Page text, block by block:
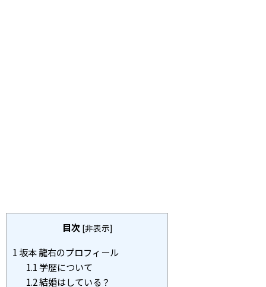
目次 [非表示]
1 坂本 龍右のプロフィール
1.1学歴について
1.2結婚はしている？